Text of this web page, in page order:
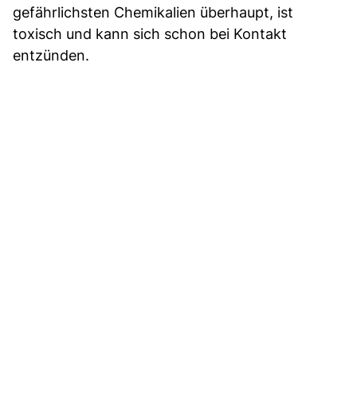
gefährlichsten Chemikalien überhaupt, ist
toxisch und kann sich schon bei Kontakt
entzünden.